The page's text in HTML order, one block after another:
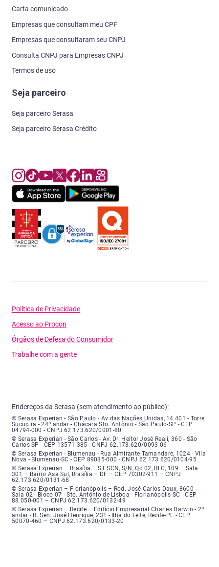
Carta comunicado
Empresas que consultam meu CPF
Empresas que consultaram seu CNPJ
Consulta CNPJ para Empresas CNPJ
Termos de uso
Seja parceiro
Seja parceiro Serasa
Seja parceiro Serasa Crédito
Política de Privacidade
Acesso ao Procon
Órgãos de Defesa do Consumidor
Trabalhe com a gente
Endereços da Serasa (sem atendimento ao público):
Serasa Experian - São Paulo - Endereço: Avenida das Nações Unidas,
© Serasa Experian - São Paulo - Av das Nações Unidas, 14.401 - Torre
Sucupira - 24º andar - Chácara Sto. Antônio - São Paulo-SP - CEP
04794-000 - CNPJ 62.173.620/0001-80
Serasa Experian - São Carlos - Endereço: Avenida Doutor Heitor José
© Serasa Experian - São Carlos - Av. Dr. Heitor José Reali, 360 - São
Carlos-SP - CEP 13571-385 - CNPJ 62.173.620/0093-06
Serasa Experian - Blumenau - Endereço: Rua Almirante Tamandaré,
© Serasa Experian - Blumenau - Rua Almirante Tamandaré, 1024 - Vila
Nova - Blumenau-SC - CEP 89035-000 - CNPJ 62.173.620/0104-95
Serasa Experian - Brasília, Endereço: Setor Comercial Norte, sem
© Serasa Experian – Brasília – ST SCN, S/N, Qd 02, Bl C, 109 – Sala
301 – Bairro Asa Sul, Brasília – DF – CEP 70302-911 – CNPJ
62.173.620/0131-68
Serasa Experian - Florianópolis, Endereço: Rodovia José Carlos, número
© Serasa Experian – Florianópolis – Rod. José Carlos Daux, 8600 -
Sala 02 - Bloco 07 - Sto. Antônio de Lisboa - Florianópolis-SC - CEP
88.050-001 – CNPJ 62.173.620/0132-49
Serasa Experian - Recife, Endereço: Edifício Empresarial Charles Darwin,
© Serasa Experian – Recife – Edifício Empresarial Charles Darwin - 2º
andar - R. Sen. José Henrique, 231 - Ilha do Leite, Recife-PE - CEP
50070-460 – CNPJ 62.173.620/0133-20